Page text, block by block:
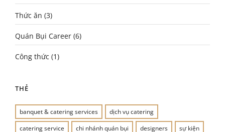
Thức ăn (3)
Quán Bụi Career (6)
Công thức (1)
THẺ
banquet & catering services
dịch vụ catering
catering service
chi nhánh quán bụi designers
sự kiện